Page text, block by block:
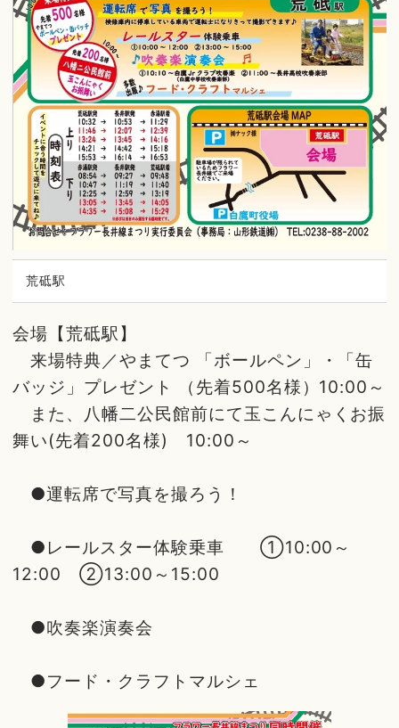
荒砥駅
会場【荒砥駅】
来場特典／やまてつ 「ボールペン」・「缶
バッジ」プレゼント （先着500名様）10:00～
また、八幡二公民館前にて玉こんにゃくお振
舞い(先着200名様) 10:00～
●運転席で写真を撮ろう！
●レールスター体験乗車 ➀10:00～
12:00 ②13:00～15:00
●吹奏楽演奏会
●フード・クラフトマルシェ